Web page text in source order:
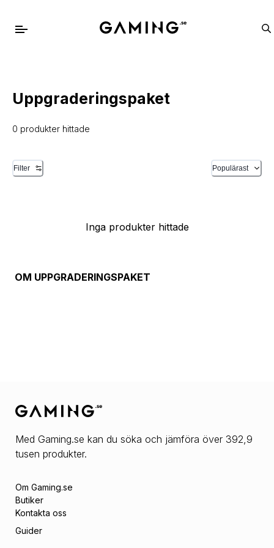
Uppgraderingspaket
0 produkter hittade
Filter Populärast
Inga produkter hittade
OM UPPGRADERINGSPAKET
Med Gaming.se kan du söka och jämföra över 392,9
tusen produkter.
Om Gaming.se
Butiker
Kontakta oss
Guider